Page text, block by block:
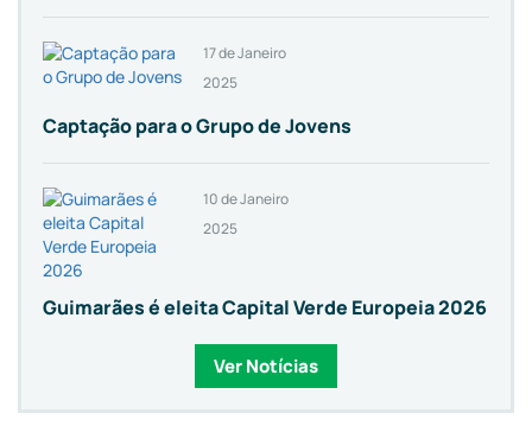
17 de Janeiro
2025
Captação para o Grupo de Jovens
10 de Janeiro
2025
Guimarães é eleita Capital Verde Europeia 2026
Ver Notícias